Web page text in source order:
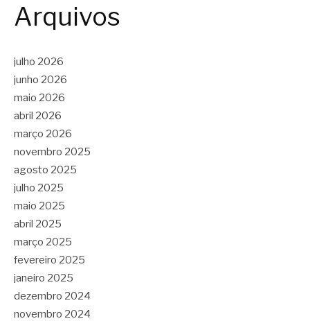
Arquivos
julho 2026
junho 2026
maio 2026
abril 2026
março 2026
novembro 2025
agosto 2025
julho 2025
maio 2025
abril 2025
março 2025
fevereiro 2025
janeiro 2025
dezembro 2024
novembro 2024